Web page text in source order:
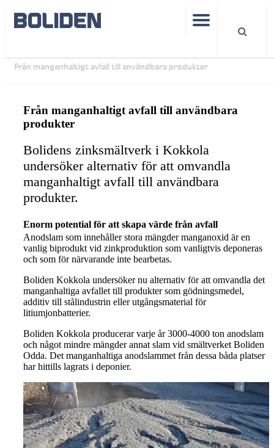
Från manganhaltigt avfall till användbara produkter
Från manganhaltigt avfall till användbara
produkter
Bolidens zinksmältverk i Kokkola
undersöker alternativ för att omvandla
manganhaltigt avfall till användbara
produkter.
Enorm potential för att skapa värde från avfall
Anodslam som innehåller stora mängder manganoxid är en
vanlig biprodukt vid zinkproduktion som vanligtvis deponeras
och som för närvarande inte bearbetas.
Boliden Kokkola undersöker nu alternativ för att omvandla det
manganhaltiga avfallet till produkter som gödningsmedel,
additiv till stålindustrin eller utgångsmaterial för
litiumjonbatterier.
Boliden Kokkola producerar varje år 3000-4000 ton anodslam
och något mindre mängder annat slam vid smältverket Boliden
Odda. Det manganhaltiga anodslammet från dessa båda platser
har hittills lagrats i deponier.